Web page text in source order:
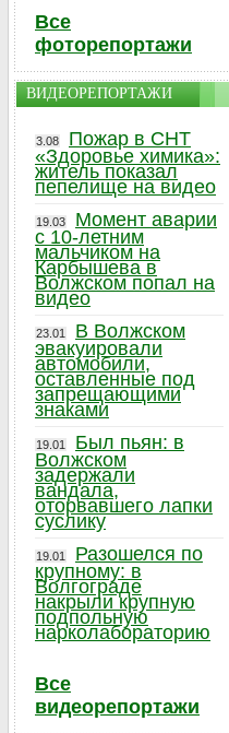
Все
фоторепортажи
ВИДЕОРЕПОРТАЖИ
3.08
Пожар в СНТ
«Здоровье химика»:
житель показал
пепелище на видео
19.03
Момент аварии
с 10-летним
мальчиком на
Карбышева в
Волжском попал на
видео
23.01
В Волжском
эвакуировали
автомобили,
оставленные под
запрещающими
знаками
19.01
Был пьян: в
Волжском
задержали
вандала,
оторвавшего лапки
суслику
19.01
Разошелся по
крупному: в
Волгограде
накрыли крупную
подпольную
нарколабораторию
Все
видеорепортажи